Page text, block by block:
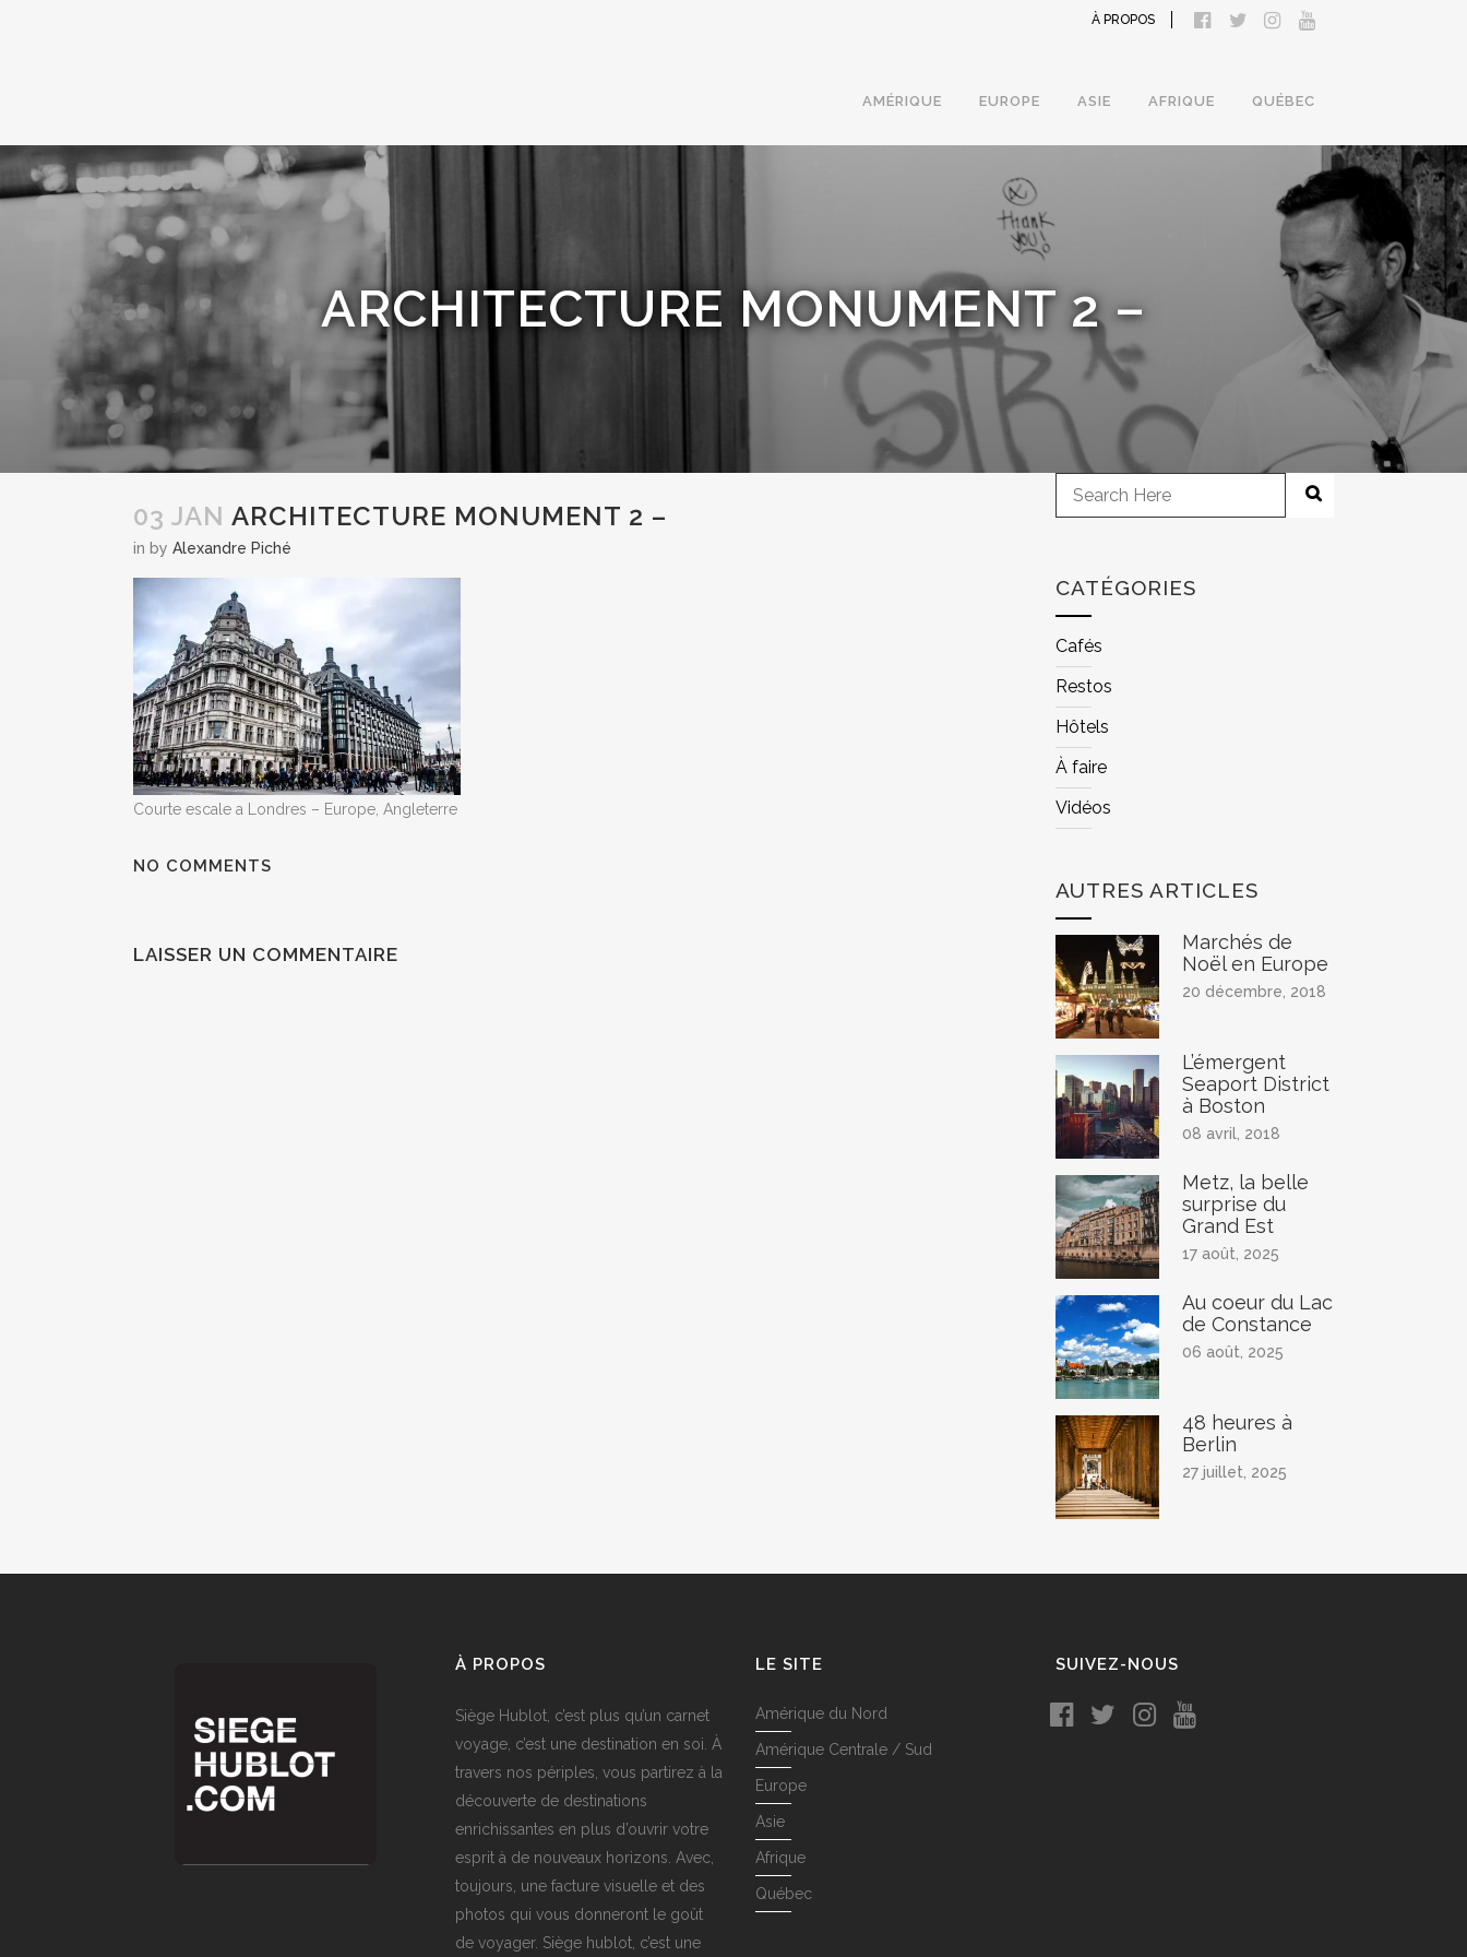
À PROPOS
AMÉRIQUE EUROPE ASIE AFRIQUE QUÉBEC
ARCHITECTURE MONUMENT 2 –
03 JAN ARCHITECTURE MONUMENT 2 –
in by Alexandre Piché
Courte escale a Londres – Europe, Angleterre
NO COMMENTS
LAISSER UN COMMENTAIRE
CATÉGORIES
Cafés
Restos
Hôtels
À faire
Vidéos
AUTRES ARTICLES
Marchés de
Noël en Europe
20 décembre, 2018
L’émergent
Seaport District
à Boston
08 avril, 2018
Metz, la belle
surprise du
Grand Est
17 août, 2025
Au coeur du Lac
de Constance
06 août, 2025
48 heures à
Berlin
27 juillet, 2025
À PROPOS
Siège Hublot, c’est plus qu’un carnet
voyage, c’est une destination en soi. À
travers nos périples, vous partirez à la
découverte de destinations
enrichissantes en plus d’ouvrir votre
esprit à de nouveaux horizons. Avec,
toujours, une facture visuelle et des
photos qui vous donneront le goût
de voyager. Siège hublot, c’est une
LE SITE
Amérique du Nord
Amérique Centrale / Sud
Europe
Asie
Afrique
Québec
SUIVEZ-NOUS